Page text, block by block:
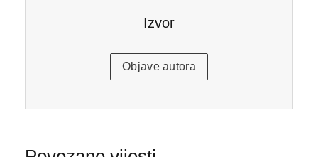
Izvor
Objave autora